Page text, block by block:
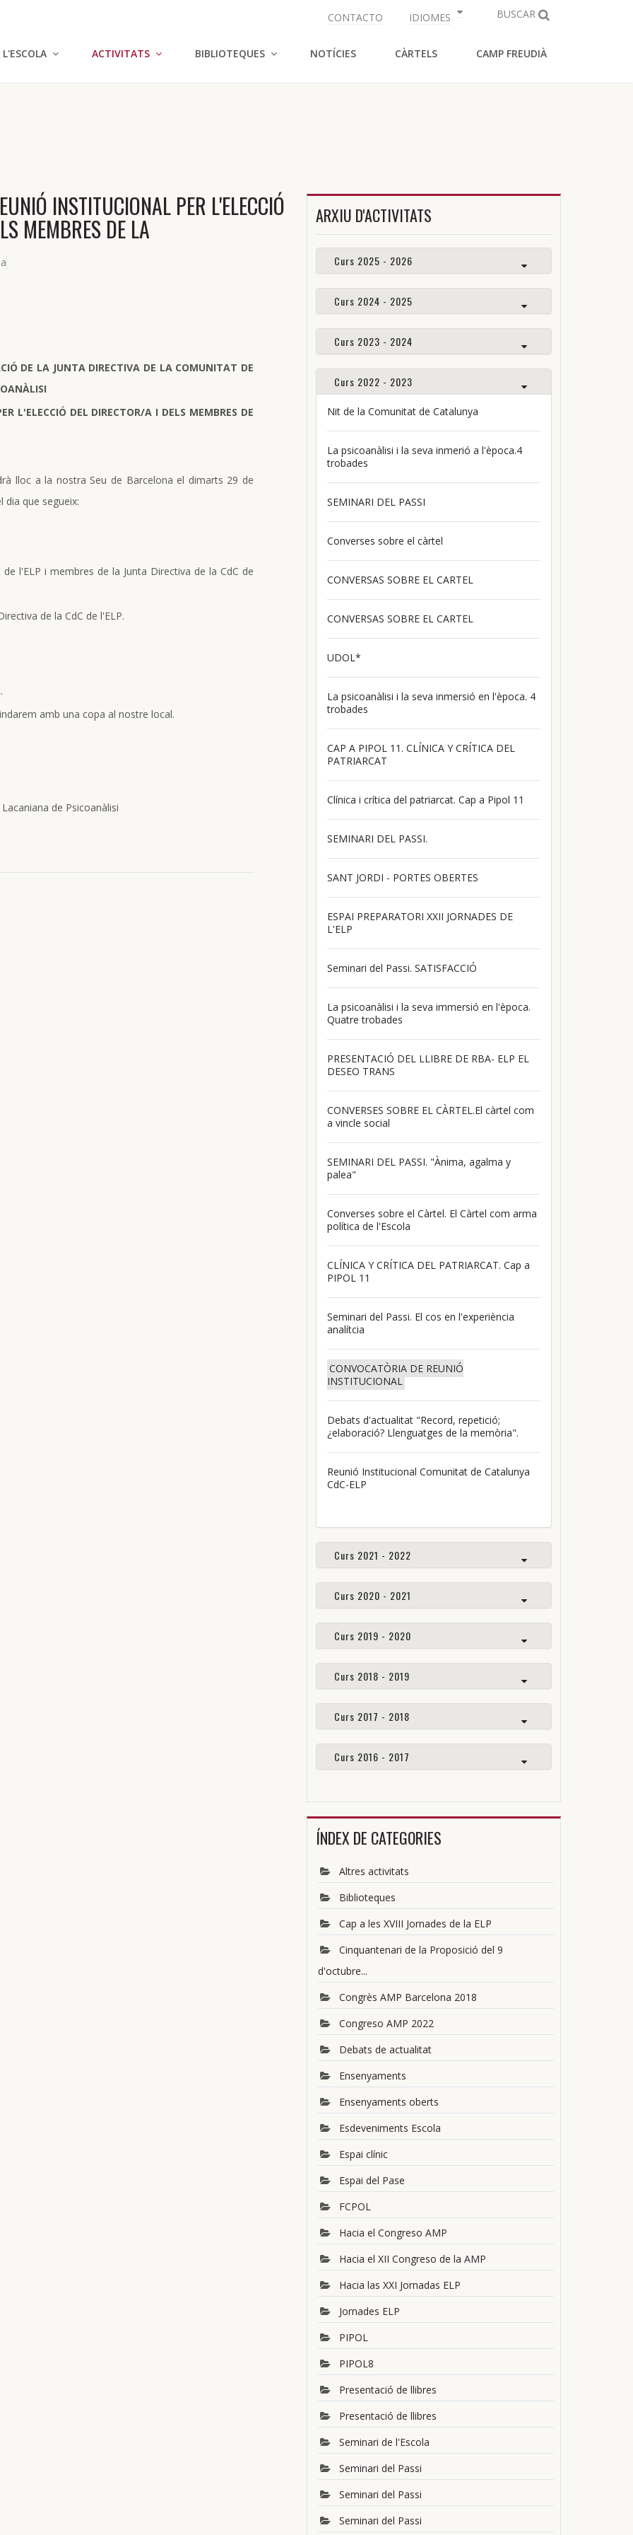
CONTACTO IDIOMES BUSCAR
L'ESCOLA ACTIVITATS BIBLIOTEQUES NOTÍCIES CÀRTELS CAMP FREUDIÀ
INSTITUCIONAL PER L'ELECCIÓ
MEMBRES DE LA
Ó DE LA JUNTA DIRECTIVA DE LA COMUNITAT DE
ÀLISI
L'ELECCIÓ DEL DIRECTOR/A I DELS MEMBRES DE
lloc a la nostra Seu de Barcelona el dimarts 29 de
dia que segueix:
l'ELP i membres de la Junta Directiva de la CdC de
de la CdC de l'ELP.
amb una copa al nostre local.
de Psicoanàlisi
ARXIU D'ACTIVITATS
Curs 2025 - 2026
Curs 2024 - 2025
Curs 2023 - 2024
Curs 2022 - 2023
Nit de la Comunitat de Catalunya
La psicoanàlisi i la seva inmerió a l'època.4
trobades
SEMINARI DEL PASSI
Converses sobre el càrtel
CONVERSAS SOBRE EL CARTEL
CONVERSAS SOBRE EL CARTEL
UDOL*
La psicoanàlisi i la seva inmersió en l'època. 4
trobades
CAP A PIPOL 11. CLÍNICA Y CRÍTICA DEL
PATRIARCAT
Clínica i crítica del patriarcat. Cap a Pipol 11
SEMINARI DEL PASSI.
SANT JORDI - PORTES OBERTES
ESPAI PREPARATORI XXII JORNADES DE
L'ELP
Seminari del Passi. SATISFACCIÓ
La psicoanàlisi i la seva immersió en l'època.
Quatre trobades
PRESENTACIÓ DEL LLIBRE DE RBA- ELP EL
DESEO TRANS
CONVERSES SOBRE EL CÀRTEL.El càrtel com
a vincle social
SEMINARI DEL PASSI. "Ànima, agalma y
palea"
Converses sobre el Càrtel. El Càrtel com arma
política de l'Escola
CLÍNICA Y CRÍTICA DEL PATRIARCAT. Cap a
PIPOL 11
Seminari del Passi. El cos en l'experiència
analítcia
CONVOCATÒRIA DE REUNIÓ
INSTITUCIONAL
Debats d'actualitat "Record, repetició;
¿elaboració? Llenguatges de la memòria".
Reunió Institucional Comunitat de Catalunya
CdC-ELP
Curs 2021 - 2022
Curs 2020 - 2021
Curs 2019 - 2020
Curs 2018 - 2019
Curs 2017 - 2018
Curs 2016 - 2017
ÍNDEX DE CATEGORIES
Altres activitats
Biblioteques
Cap a les XVIII Jornades de la ELP
Cinquantenari de la Proposició del 9
d'octubre...
Congrès AMP Barcelona 2018
Congreso AMP 2022
Debats de actualitat
Ensenyaments
Ensenyaments oberts
Esdeveniments Escola
Espai clínic
Espai del Pase
FCPOL
Hacia el Congreso AMP
Hacia el XII Congreso de la AMP
Hacia las XXI Jornadas ELP
Jornades ELP
PIPOL
PIPOL8
Presentació de llibres
Presentació de llibres
Seminari de l'Escola
Seminari del Passi
Seminari del Passi
Seminari del Passi